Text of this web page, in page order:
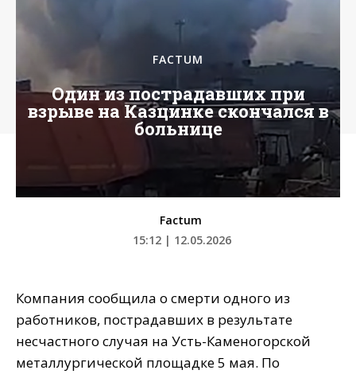
FACTUM
Один из пострадавших при
взрыве на Казцинке скончался в
больнице
Factum
15:12 | 12.05.2026
Компания сообщила о смерти одного из
работников, пострадавших в результате
несчастного случая на Усть-Каменогорской
металлургической площадке 5 мая. По